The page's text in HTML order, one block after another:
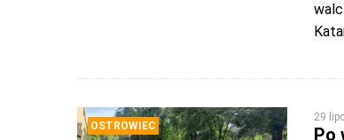
OSTROWIEC
29
Po